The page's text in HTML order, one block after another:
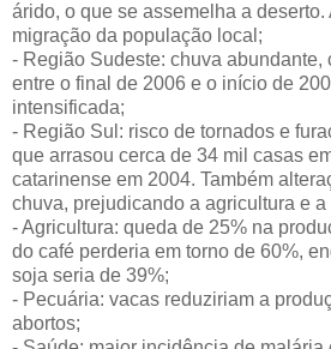
árido, o que se assemelha a deserto.
migração da população local;
- Região Sudeste: chuva abundante,
entre o final de 2006 e o início de
intensificada;
- Região Sul: risco de tornados e
que arrasou cerca de 34 mil casas
catarinense em 2004. Também
chuva, prejudicando a agricultura e a
- Agricultura: queda de 25% na
do café perderia em torno de 60%,
soja seria de 39%;
- Pecuária: vacas reduziriam a
abortos;